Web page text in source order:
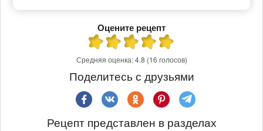
Оцените рецепт
Средняя оценка:4.8 (16 голосов)
Поделитесь с друзьями
Рецепт представлен в разделах